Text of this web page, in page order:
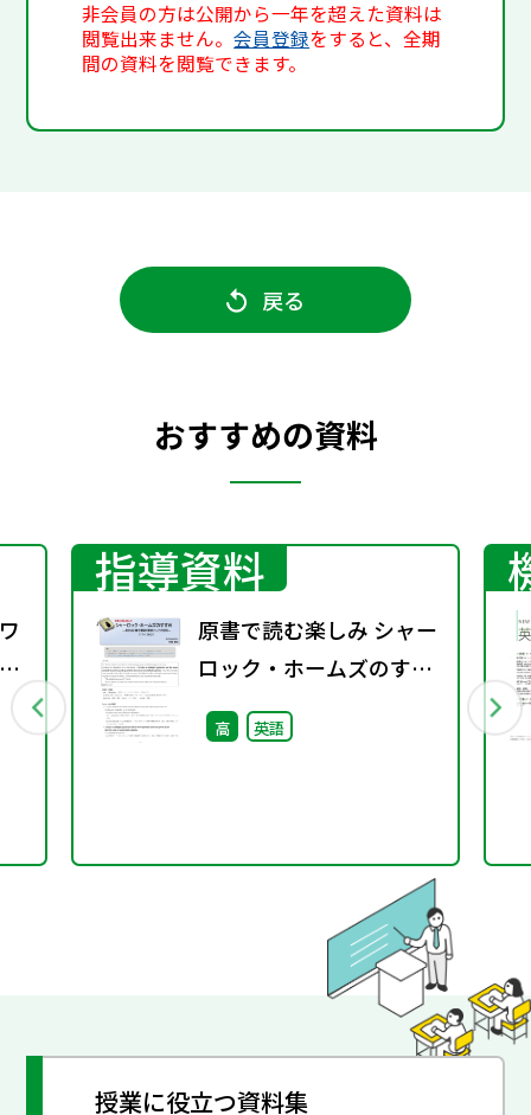
非会員の方は公開から一年を超えた資料は
閲覧出来ません。会員登録をすると、全期
間の資料を閲覧できます。
戻る
おすすめの資料
指導資料
原書で読む楽しみ シャー
ロック・ホームズのすす
め（11－136②）―英文
法と構文理解の教材とし
高 英語
授業に役立つ資料集